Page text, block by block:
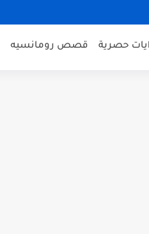
حصرية قصص رومانسيه